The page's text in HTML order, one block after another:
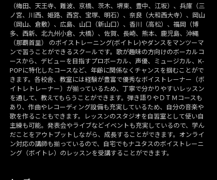
（梅田、天王寺、難波、京橋、茨木、堺東、豊中、江坂）、兵庫（三
ノ宮、川西、姫路、西宮、宝塚、明石）、奈良（大和西大寺）、岡山
（岡山、倉敷）、広島、山口（新山口）、香川（高松）、福岡（博
多、西新、北九州小倉、大橋）、佐賀、長崎、熊本、鹿児島、沖縄
（那覇首里） のボイストレーニング(ボイトレ)やダンスをマンツーマ
ンで習うことができるスクールです。歌が趣味の方向けのボーカルコ
ースから、デビューを目指すプロボーカル、声優、ミュージカル、K-
POPに特化したコースなど、年齢に関係なくチャンスを掴むことがで
きます。各校舎、教室には経験が豊富で優秀なボイストレーナー（ボ
イトレトレーナー）が揃っているため、丁寧で分かりやすいレッスン
を通して、教えてもらうことができます。弾き語りやＤＴＭコースも
あり、作曲やレコーディング設備も充実しているため、自分の音楽や
歌を作ることもできます。レッスンのスタジオを自習室として使い自
主練も可能。発表会やライブなどイベントも充実しているので、学ん
だことをアウトプットしながら、成長することができます。オンライ
ン対応の講師も揃っているので、自宅でもナユタスのボイストレーニ
ング（ボイトレ）のレッスンを受講することができます。